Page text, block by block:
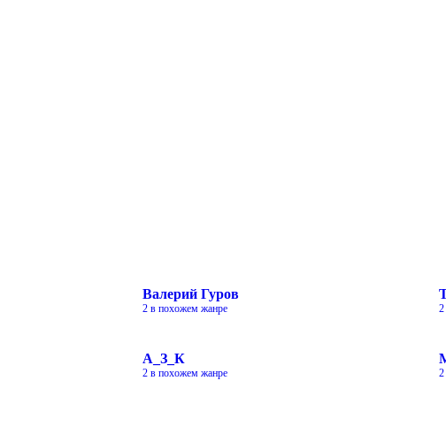
Валерий Гуров
2 в похожем жанре
А_З_К
2 в похожем жанре